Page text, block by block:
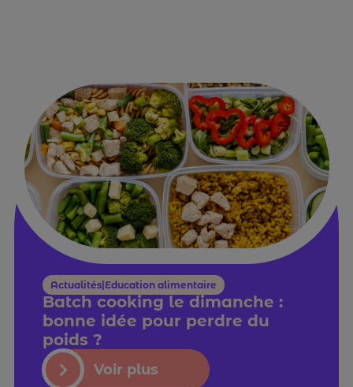
Actualités|Education alimentaire
Batch cooking le dimanche :
bonne idée pour perdre du
poids ?
Voir plus